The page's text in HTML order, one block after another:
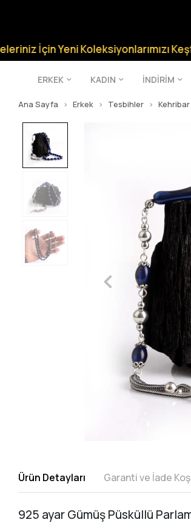
Yeni Koleksiyonlarımızı Keşfedin!
ERKEK KADIN İNDİRİM
Ana Sayfa Erkek Tesbihler
Ürün Detayları Garanti ve İade
925 ayar Gümüş Püsküllü